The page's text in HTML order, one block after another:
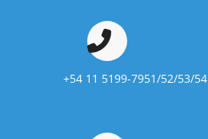
+54 11 5199-7951/52/53/54